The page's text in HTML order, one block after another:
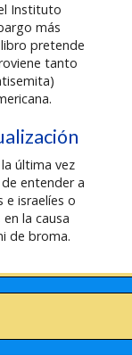
Instituto
más
pretende
tanto
última vez
entender a
israelíes o
la causa
de broma.